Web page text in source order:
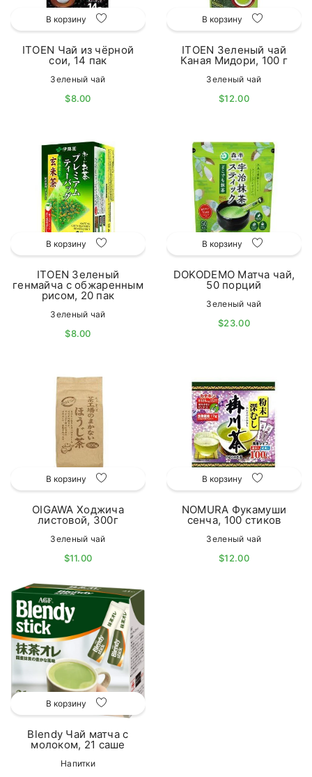
В корзину
ITOEN Чай из чёрной
сои, 14 пак
Зеленый чай
$8.00
В корзину
ITOEN Зеленый чай
Каная Мидори, 100 г
Зеленый чай
$12.00
В корзину
ITOEN Зеленый
генмайча с обжаренным
рисом, 20 пак
Зеленый чай
$8.00
В корзину
DOKODEMO Матча чай,
50 порций
Зеленый чай
$23.00
В корзину
OIGAWA Ходжича
листовой, 300г
Зеленый чай
$11.00
В корзину
NOMURA Фукамуши
сенча, 100 стиков
Зеленый чай
$12.00
В корзину
Blendy Чай матча с
молоком, 21 саше
Напитки